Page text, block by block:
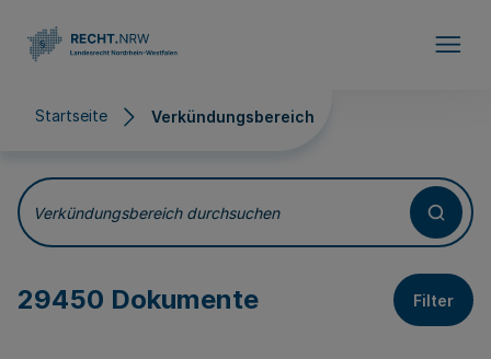
Startseite Verkündungsbereich
Verkündungsbereich
Verkündungsbereich durchsuchen
29450 Dokumente Filter